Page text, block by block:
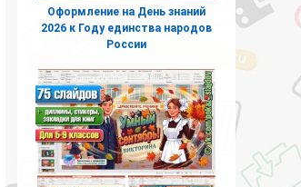
Оформление на День знаний
2026 к Году единства народов
России